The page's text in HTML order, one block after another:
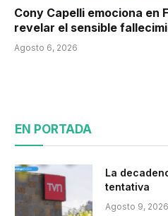
Cony Capelli emociona en
revelar el sensible
Agosto 6, 2026
EN PORTADA
La
tentativa
Agosto 9, 2026